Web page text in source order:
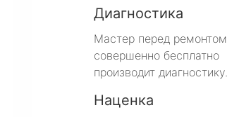
Диагностика
Мастер перед ремонтом
совершенно бесплатно
производит диагностику.
Наценка